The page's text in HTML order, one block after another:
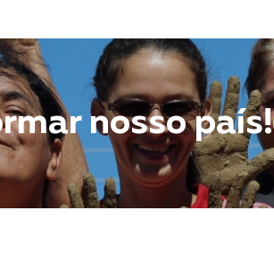
nosso país!